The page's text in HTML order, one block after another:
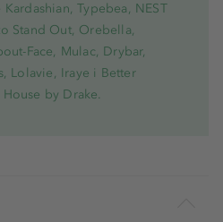
Typebea, NEST
Stand Out, Orebella,
Face, Mulac, Drybar,
Lolavie, Iraye i Better
by Drake.